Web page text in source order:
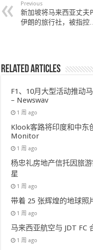
Previous
新加坡将马来西亚丈夫
伊朗的旅行社，被指控…
Related Articles
F1、10月大型活动推动
– Newswav
1 周 ago
Klook客路将印度和中东
Monitor
1 周 ago
杨忠礼房地产信托因旅
星
1 周 ago
带着 25 张辉煌的地球照
1 周 ago
马来西亚航空与 JDT FC
1 周 ago